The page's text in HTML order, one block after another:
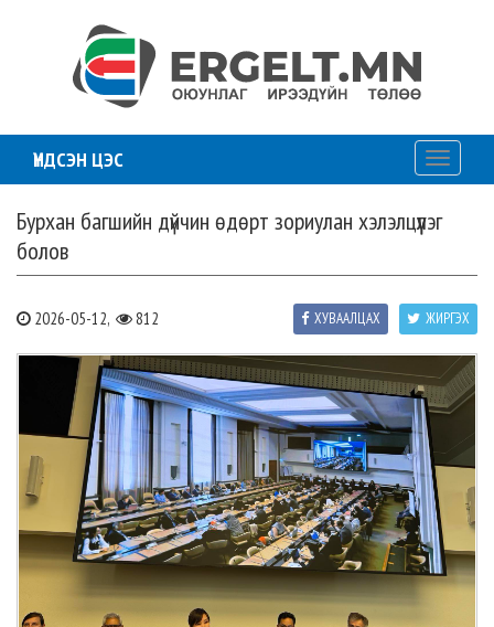
ҮНДСЭН ЦЭС
Toggle
Бурхан багшийн дүйчин өдөрт зориулан хэлэлцүүлэг
болов
2026-05-12, 812 ЖИРГЭХ
ХУВААЛЦАХ